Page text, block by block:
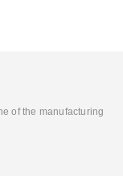
of the manufacturing